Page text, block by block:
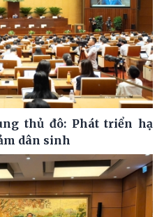
thủ đô: Phát triển hạ
dân sinh